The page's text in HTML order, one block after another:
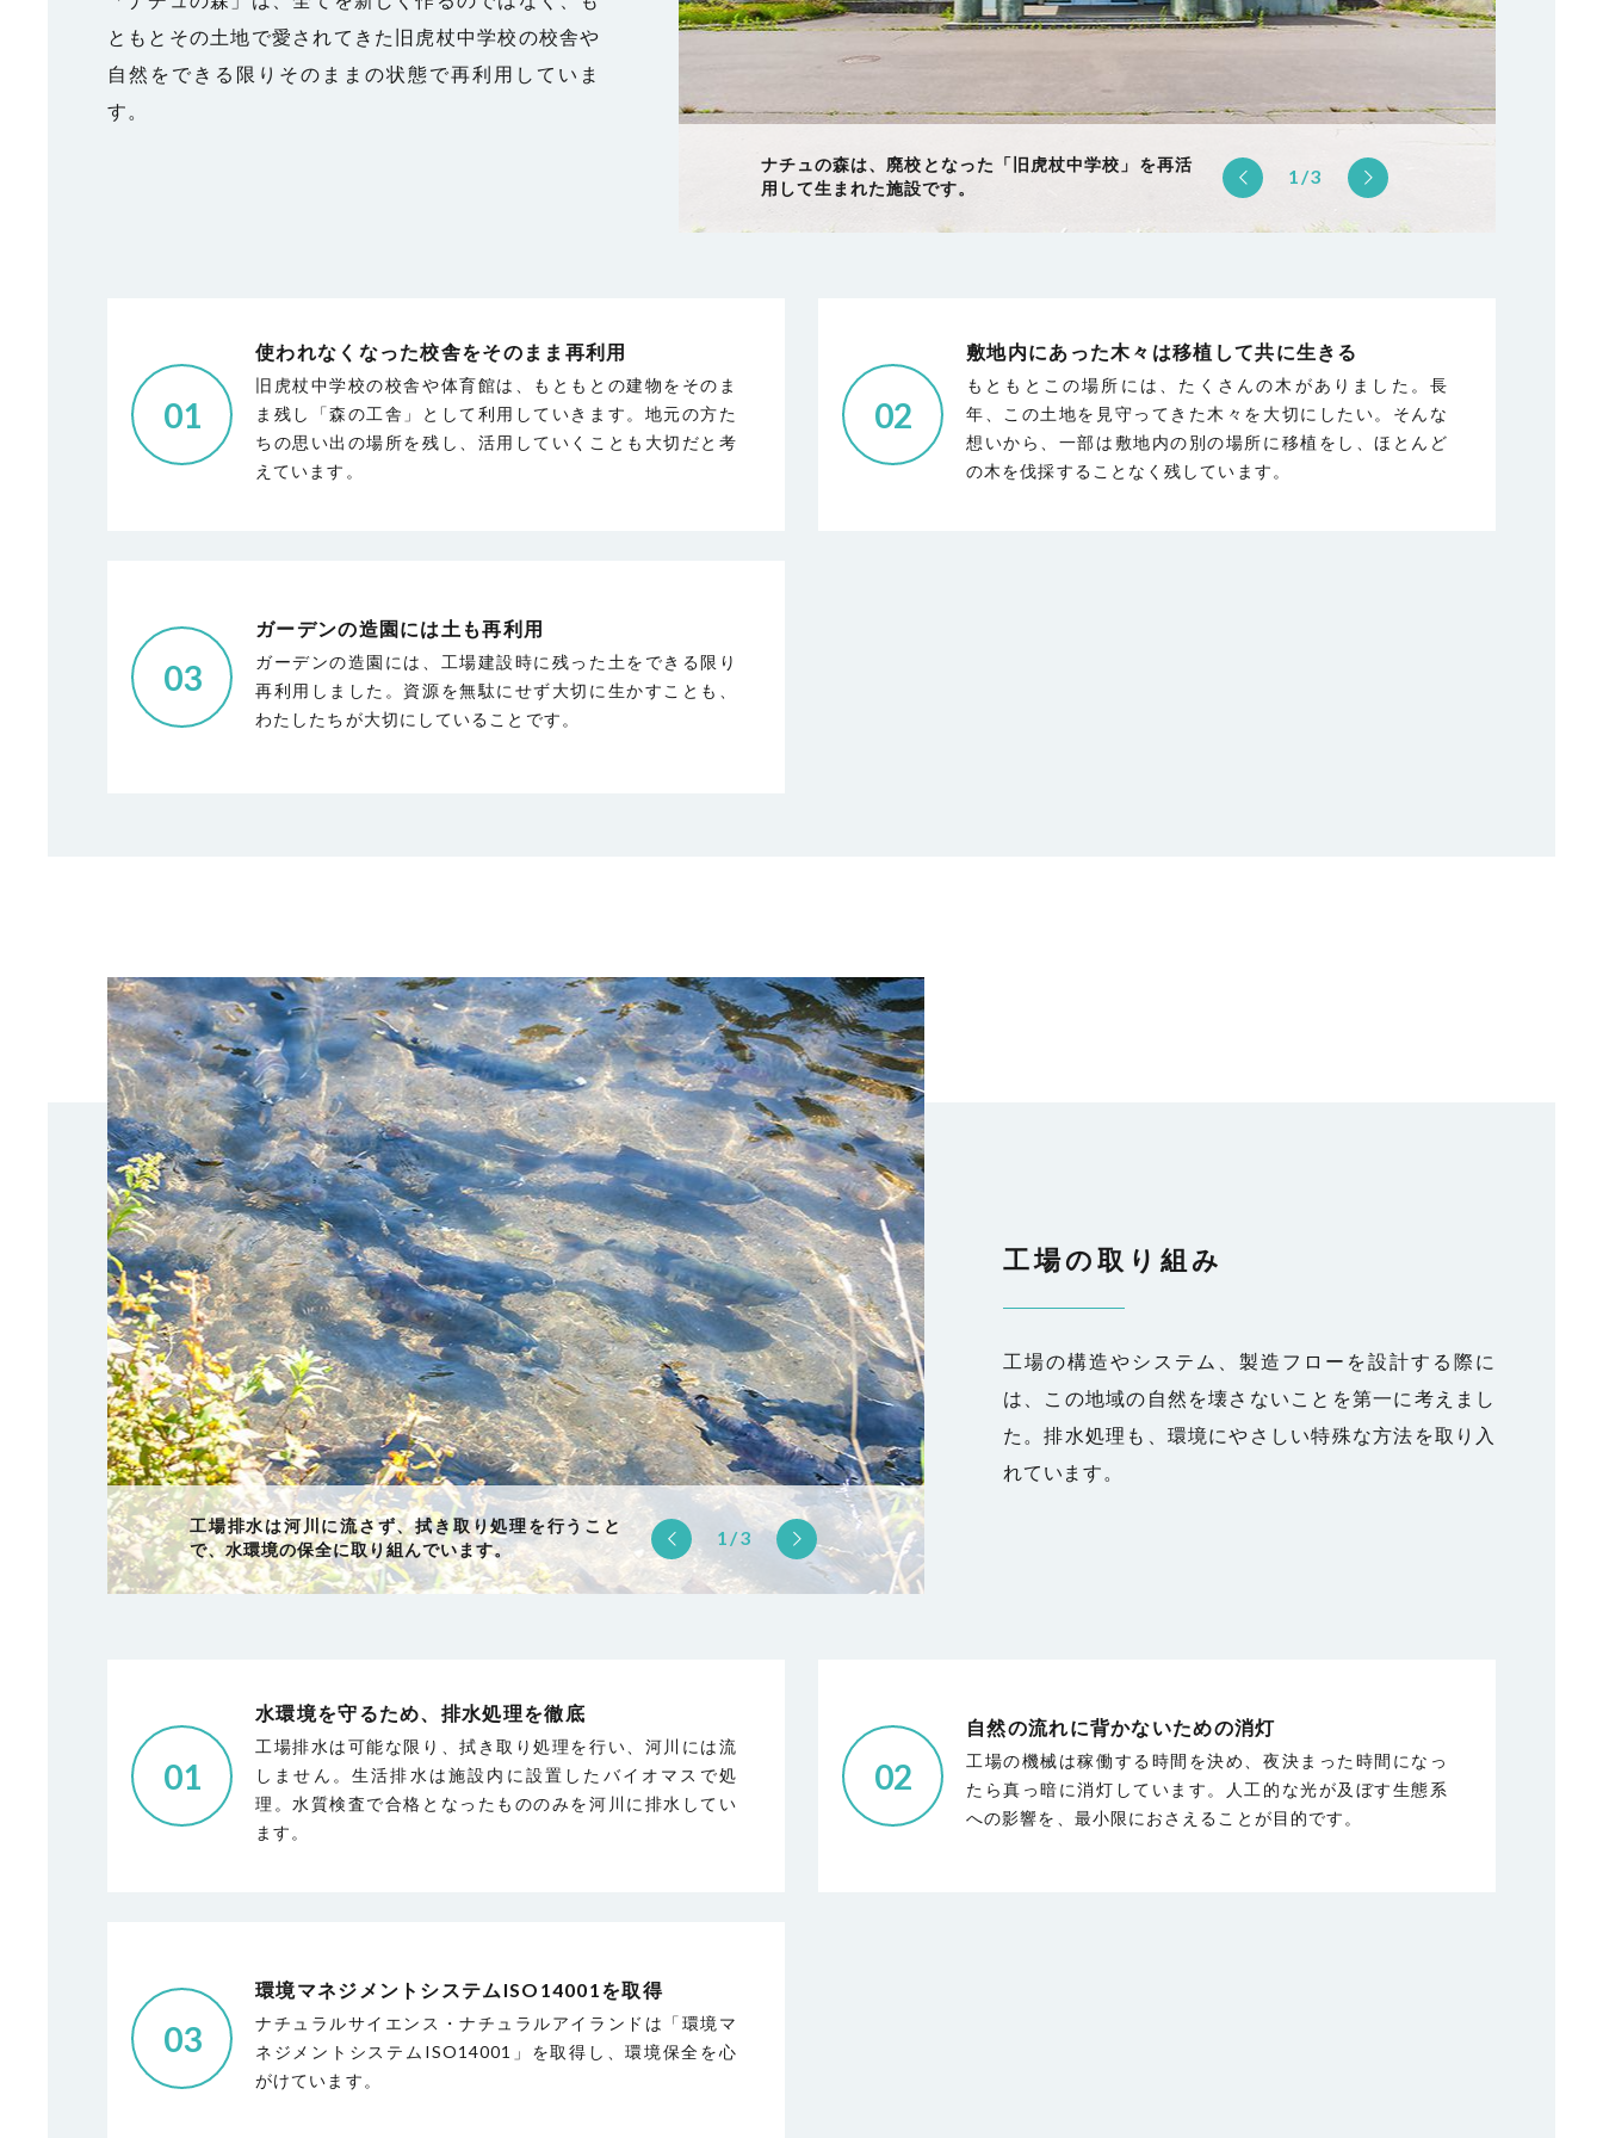
ともとその土地で愛されてきた旧虎杖中学校の校舎や
自然をできる限りそのままの状態で再利用していま
す。
ナチュの森は、廃校となった「旧虎杖中学校」を再活
用して生まれた施設です。
この土地を長年見守ってきてくれた木々たち。ほとん
ど伐採することなく、大切に残しています。
するなど、あったものを上手に生かすことを大切にし
ています。
1/3
01
使われなくなった校舎をそのまま再利用
旧虎杖中学校の校舎や体育館は、もともとの建物をそのま
ま残し「森の工舎」として利用していきます。地元の方た
ちの思い出の場所を残し、活用していくことも大切だと考
えています。
02
敷地内にあった木々は移植して共に生きる
もともとこの場所には、たくさんの木がありました。長
年、この土地を見守ってきた木々を大切にしたい。そんな
想いから、一部は敷地内の別の場所に移植をし、ほとんど
の木を伐採することなく残しています。
03
ガーデンの造園には 土も再利用
ガーデンの造園には、工場建設時に残った土をできる限り
再利用しました。資源を無駄にせず大切に生かすことも、
わたしたちが大切にしていることです。
工場の取り組み
工場の構造やシステム、製造フローを設計する際に
は、この地域の自然を壊さないことを第一に考えまし
た。排水処理も、環境にやさしい特殊な方法を取り入
れています。
工場排水は河川に流さず、拭き取り処理を行うこと
で、水環境の保全に取り組んでいます。
定刻を迎えようとする工場の様子。この後、夜間は真
っ暗に消灯します。これも生態系へ支障をきたさない
ための取り組みです。
「ナチュの森」を運営するナチュラルサイエンス、ナ
チュラルアイランドは国際規格である「環境マネジメ
ントシステムISO14001」を取得しています。
1/3
01
水環境を守るため、排水処理を徹底
工場排水は可能な限り、拭き取り処理を行い、河川には流
しません。生活排水は施設内に設置したバイオマスで処
理。水質検査で合格となったもののみを河川に排水してい
ます。
02
自然の流れに背かないための消灯
工場の機械は稼働する時間を決め、夜決まった時間になっ
たら真っ暗に消灯しています。人工的な光が及ぼす生態系
への影響を、最小限におさえることが目的です。
03
環境マネジメントシステムISO14001を取得
ナチュラルサイエンス・ナチュラルアイランドは「環境マ
ネジメントシステムISO14001」を取得し、環境保全を心
がけています。